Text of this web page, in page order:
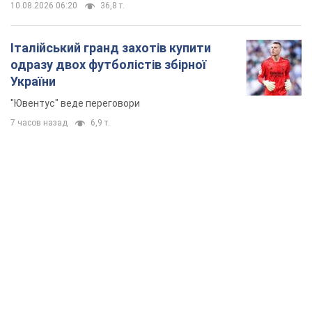
10.08.2026 06:20 36,8 т.
Італійський гранд захотів купити
одразу двох футболістів збірної
України
"Ювентус" веде переговори
7 часов назад 6,9 т.